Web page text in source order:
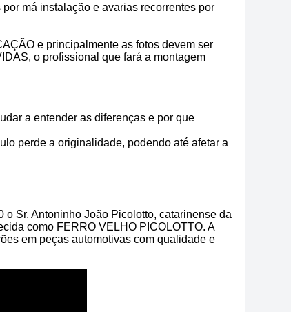
má instalação e avarias recorrentes por
e principalmente as fotos devem ser
o profissional que fará a montagem
a entender as diferenças e por que
perde a originalidade, podendo até afetar a
Sr. Antoninho João Picolotto, catarinense da
como FERRO VELHO PICOLOTTO. A
em peças automotivas com qualidade e